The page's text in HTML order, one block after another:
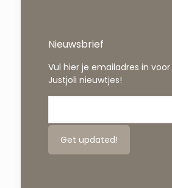
Nieuwsbrief
Vul hier je emailadres in
Justjoli nieuwtjes!